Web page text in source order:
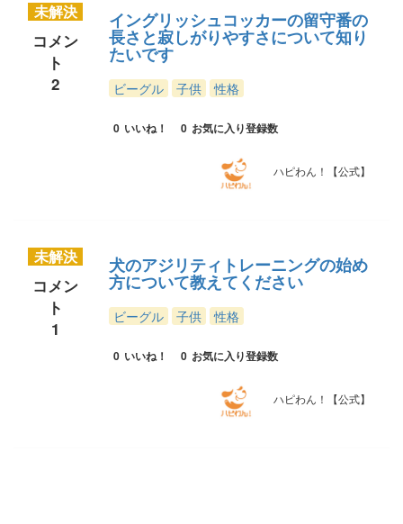
未解決
コメン
ト
2
イングリッシュコッカーの留守番の
長さと寂しがりやすさについて知り
たいです
ビーグル 子供 性格
0 いいね！ 0 お気に入り登録数
ハピわん！【公式】
未解決
コメン
ト
1
犬のアジリティトレーニングの始め
方について教えてください
ビーグル 子供 性格
0 いいね！ 0 お気に入り登録数
ハピわん！【公式】